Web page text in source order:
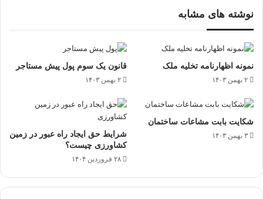
نوشته های مشابه
نمونه اظهارنامه تخلیه ملک
۲ بهمن ۱۴۰۳
قانون یک سوم پول پیش مستاجر
۲ بهمن ۱۴۰۳
شکایت بابت مشاعات ساختمان
۳ بهمن ۱۴۰۳
شرایط حق ایجاد راه عبور در زمین
کشاورزی چیست؟
۲۸ فروردین ۱۴۰۴